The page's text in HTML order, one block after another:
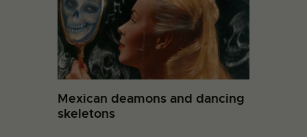
Mexican deamons and dancing
skeletons